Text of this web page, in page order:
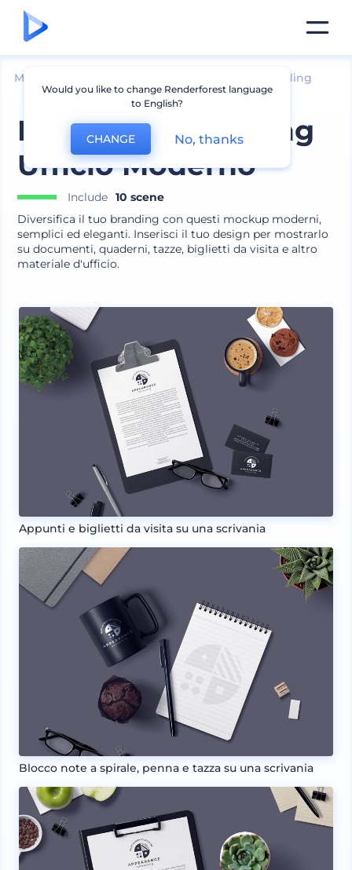
Mockup Altri mockup di branding
Pacchetto Branding
Ufficio Moderno
Include 10 scene
Diversifica il tuo branding con questi mockup moderni,
semplici ed eleganti. Inserisci il tuo design per mostrarlo
su documenti, quaderni, tazze, biglietti da visita e altro
materiale d'ufficio.
Appunti e biglietti da visita su una scrivania
Blocco note a spirale, penna e tazza su una scrivania
Would you like to change Renderforest language
to English?
CHANGE No, thanks